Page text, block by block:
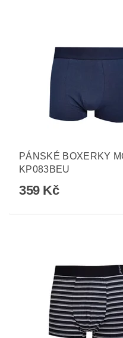
PÁNSKÉ BOXERKY
KP083BEU
359 Kč